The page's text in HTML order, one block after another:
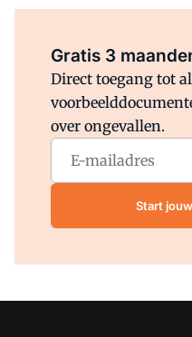
Gratis 3
Direct toegang tot
over ongevallen.
Start